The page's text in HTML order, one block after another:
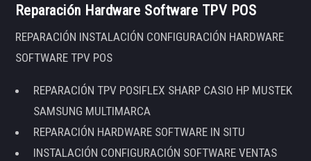
Reparación Hardware Software TPV POS
REPARACIÓN INSTALACIÓN CONFIGURACIÓN HARDWARE
SOFTWARE TPV POS
REPARACIÓN TPV POSIFLEX SHARP CASIO HP MUSTEK
SAMSUNG MULTIMARCA
REPARACIÓN HARDWARE SOFTWARE IN SITU
INSTALACIÓN CONFIGURACIÓN SOFTWARE VENTAS